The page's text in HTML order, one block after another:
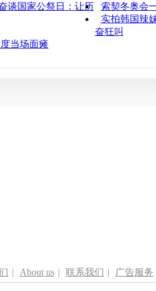
谈国家公祭日：让历
索契冬奥会
实拍韩国辣
奋狂叫
当场面瘫
| About us | 联系我们 | 广告服务